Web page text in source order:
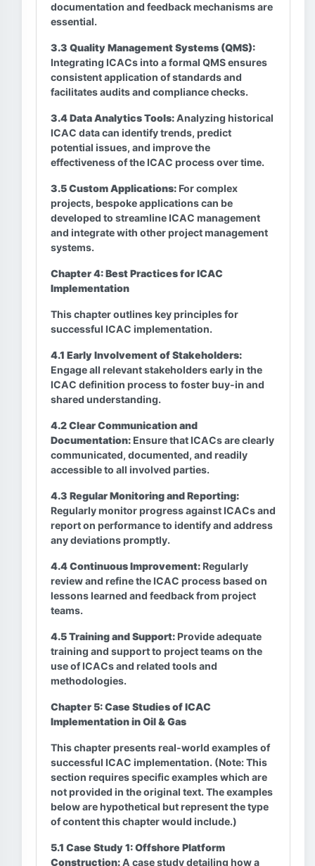
documentation and feedback mechanisms are
essential.
3.3 Quality Management Systems (QMS):
Integrating ICACs into a formal QMS ensures
consistent application of standards and
facilitates audits and compliance checks.
3.4 Data Analytics Tools:Analyzing historical
ICAC data can identify trends, predict
potential issues, and improve the
effectiveness of the ICAC process over time.
3.5 Custom Applications: For complex
projects, bespoke applications can be
developed to streamline ICAC management
and integrate with other project management
systems.
Chapter 4: Best Practices for ICAC
Implementation
This chapter outlines key principles for
successful ICAC implementation.
4.1 Early Involvement of Stakeholders:
Engage all relevant stakeholders early in the
ICAC definition process to foster buy-in and
shared understanding.
4.2 Clear Communication and
Documentation: Ensure that ICACs are clearly
communicated, documented, and readily
accessible to all involved parties.
4.3 Regular Monitoring and Reporting:
Regularly monitor progress against ICACs and
report on performance to identify and address
any deviations promptly.
4.4 Continuous Improvement: Regularly
review and refine the ICAC process based on
lessons learned and feedback from project
teams.
4.5 Training and Support: Provide adequate
training and support to project teams on the
use of ICACs and related tools and
methodologies.
Chapter 5: Case Studies of ICAC
Implementation in Oil & Gas
This chapter presents real-world examples of
successful ICAC implementation. (Note: This
section requires specific examples which are
not provided in the original text. The examples
below are hypothetical but represent the type
of content this chapter would include.)
5.1 Case Study 1: Offshore Platform
Construction:A case study detailing how a